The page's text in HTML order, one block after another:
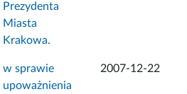
Prezydenta
Miasta
Krakowa.
w sprawie
upoważnienia
2007-12-22